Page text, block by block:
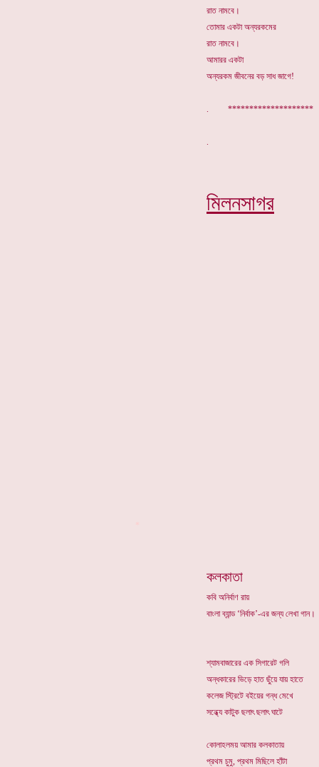
রাত নামবে।
তোমার একটা অন্যরকমের
রাত নামবে।
আমারর একটা
অন্যরকম জীবনের বড় সাধ জাগে!
. ********************
মিলনসাগর
কলকাতা
কবি অনির্বাণ রায়
বাংলা ব্যান্ড ‘নির্বাক’-এর জন্য লেখা গান।
শ্যামবাজারের এক সিগারেট গলি
অন্ধকারের ভিড়ে হাত ছুঁয়ে যায় হাতে
কলেজ স্ট্রিটে বইয়ের গন্ধ মেখে
সন্ধ্যে কাটুক ছলাৎ ছলাৎ ঘাটে
কোলাহলময় আমার কলকাতায়
প্রথম চুমু, প্রথম মিছিলে হাঁটা